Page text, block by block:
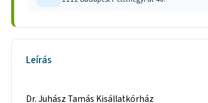
Leírás
Dr. Juhász Tamás Kisállatkórház